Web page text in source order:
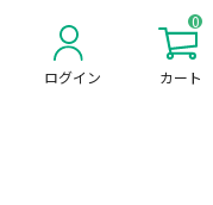
ログイン
0
カート